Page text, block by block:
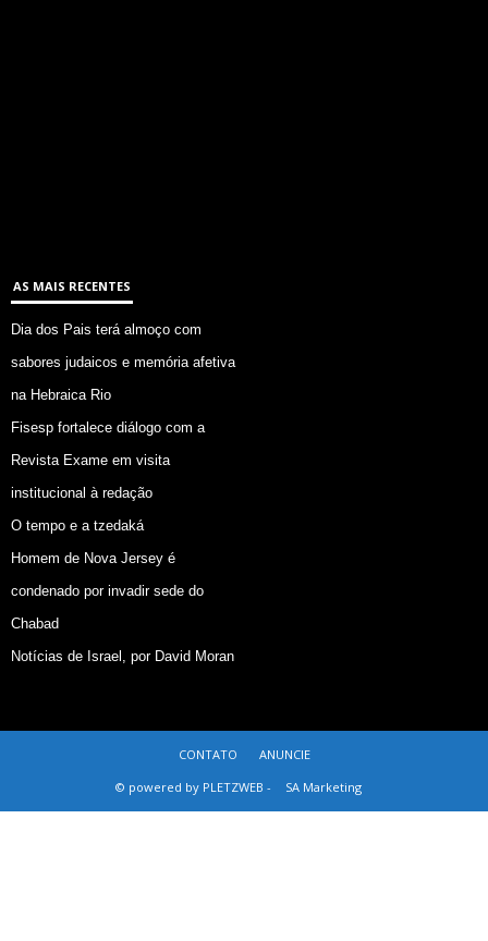
AS MAIS RECENTES
Dia dos Pais terá almoço com
sabores judaicos e memória afetiva
na Hebraica Rio
Fisesp fortalece diálogo com a
Revista Exame em visita
institucional à redação
O tempo e a tzedaká
Homem de Nova Jersey é
condenado por invadir sede do
Chabad
Notícias de Israel, por David Moran
CONTATO
ANUNCIE
© powered by PLETZWEB -
SA Marketing